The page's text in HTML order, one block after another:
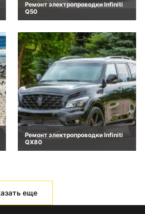
Ремонт электропроводки Infiniti
Q50
Ремонт электропроводки Infiniti
QX80
еще